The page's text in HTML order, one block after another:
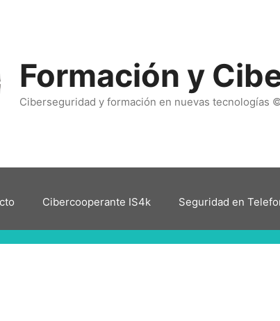
Formación y
Ciberseguridad y formación en nuevas tecnologías
Cibercooperante IS4k Seguridad en